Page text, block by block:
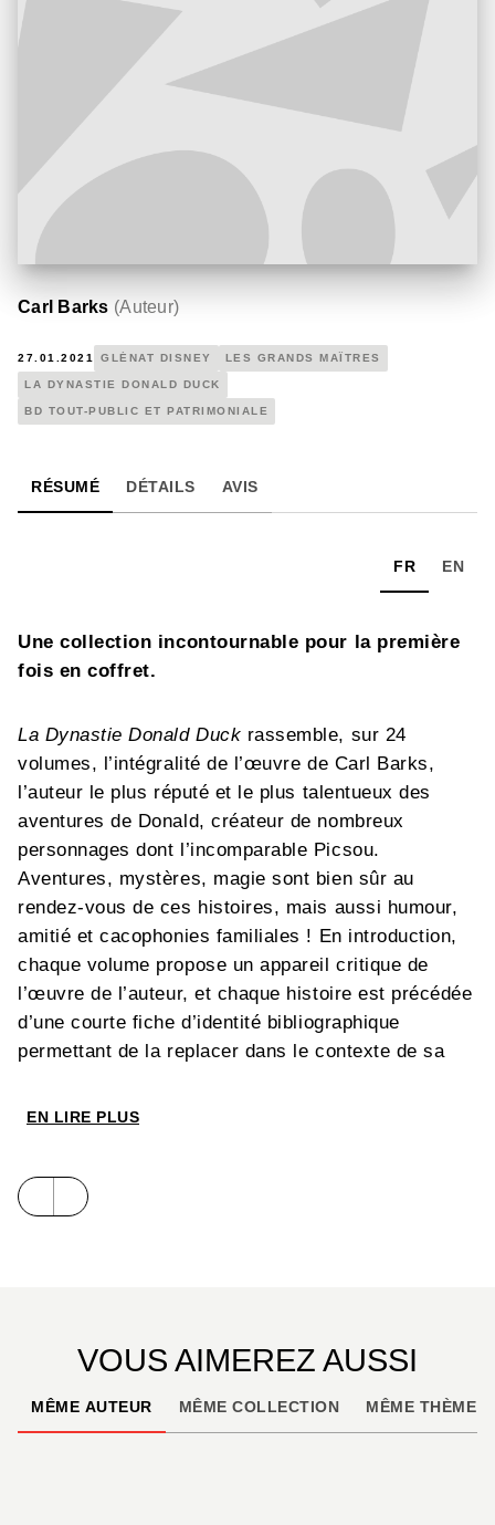
Carl Barks (Auteur)
27.01.2021 GLÉNAT DISNEY LES GRANDS MAÎTRES
LA DYNASTIE DONALD DUCK
BD TOUT-PUBLIC ET PATRIMONIALE
RÉSUMÉ DÉTAILS AVIS
FR EN
Une collection incontournable pour la première
fois en coffret.
La Dynastie Donald Duck rassemble, sur 24
volumes, l’intégralité de l’œuvre de Carl Barks,
l’auteur le plus réputé et le plus talentueux des
aventures de Donald, créateur de nombreux
personnages dont l’incomparable Picsou.
Aventures, mystères, magie sont bien sûr au
rendez-vous de ces histoires, mais aussi humour,
amitié et cacophonies familiales ! En introduction,
chaque volume propose un appareil critique de
l’œuvre de l’auteur, et chaque histoire est précédée
d’une courte fiche d’identité bibliographique
permettant de la replacer dans le contexte de sa
l’ensemble des bandes dessinées a été refaite à
bibliophiles. Ce coffret inédit, comprenant le
troisième volume de la série avec une cale est
EN LIRE PLUS
VOUS AIMEREZ AUSSI
MÊME AUTEUR MÊME COLLECTION MÊME THÈME